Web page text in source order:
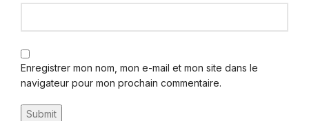
Enregistrer mon nom, mon e-mail et mon site dans le
navigateur pour mon prochain commentaire.